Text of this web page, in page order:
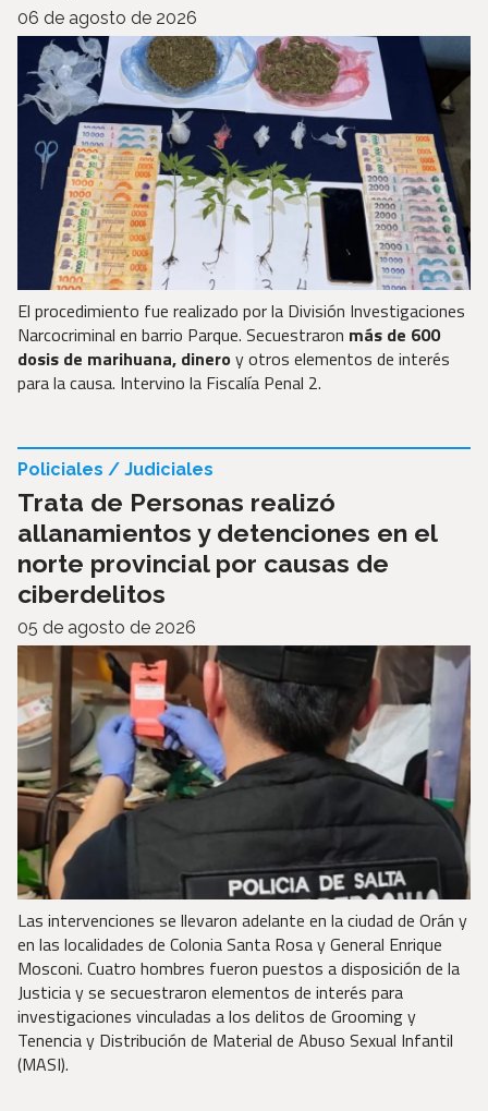
06 de agosto de 2026
El procedimiento fue realizado por la División Investigaciones
Narcocriminal en barrio Parque. Secuestraron más de 600
dosis de marihuana, dinero y otros elementos de interés
para la causa. Intervino la Fiscalía Penal 2.
Trata de Personas realizó
allanamientos y detenciones en el
norte provincial por causas de
ciberdelitos
Policiales / Judiciales
05 de agosto de 2026
Las intervenciones se llevaron adelante en la ciudad de Orán y
en las localidades de Colonia Santa Rosa y General Enrique
Mosconi. Cuatro hombres fueron puestos a disposición de la
Justicia y se secuestraron elementos de interés para
investigaciones vinculadas a los delitos de Grooming y
Tenencia y Distribución de Material de Abuso Sexual Infantil
(MASI).